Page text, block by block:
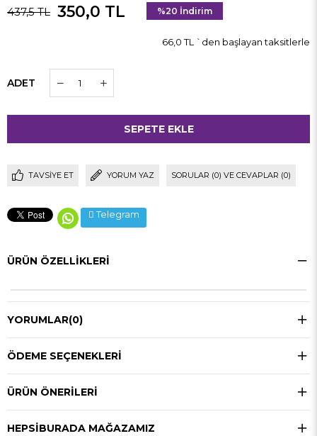
437,5 TL 350,0 TL %20 İndirim
66,0 TL `den başlayan taksitlerle
ADET
TAVSIYE ET YORUM YAZ SORULAR (0) VE CEVAPLAR (0)
Telegram
ÜRÜN ÖZELLIKLERI
YORUMLAR(0)
ÖDEME SEÇENEKLERI
ÜRÜN ÖNERILERI
HEPSIBURADA MAĞAZAMIZ